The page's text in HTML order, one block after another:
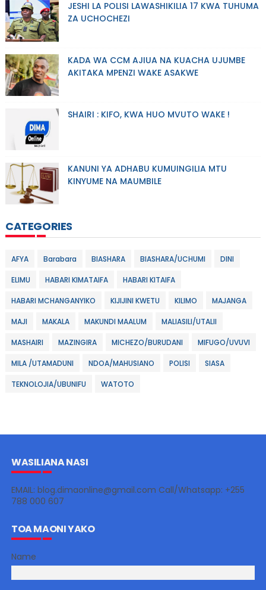
JESHI LA POLISI LAWASHIKILIA 17 KWA TUHUMA
ZA UCHOCHEZI
KADA WA CCM AJIUA NA KUACHA UJUMBE
AKITAKA MPENZI WAKE ASAKWE
SHAIRI : KIFO, KWA HUO MVUTO WAKE !
KANUNI YA ADHABU KUMUINGILIA MTU
KINYUME NA MAUMBILE
CATEGORIES
AFYA Barabara BIASHARA BIASHARA/UCHUMI DINI
ELIMU HABARI KIMATAIFA HABARI KITAIFA
HABARI MCHANGANYIKO KIJIJINI KWETU KILIMO MAJANGA
MAJI MAKALA MAKUNDI MAALUM MALIASILI/UTALII
MASHAIRI MAZINGIRA MICHEZO/BURUDANI MIFUGO/UVUVI
MILA /UTAMADUNI NDOA/MAHUSIANO POLISI SIASA
TEKNOLOJIA/UBUNIFU WATOTO
WASILIANA NASI
EMAIL: blog.dimaonline@gmail.com Call/Whatsapp: +255
788 000 607
TOA MAONI YAKO
Name